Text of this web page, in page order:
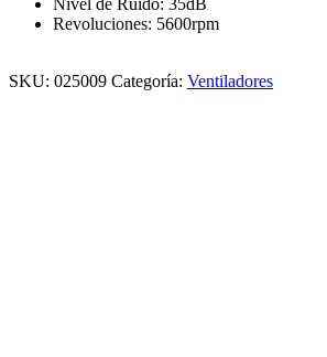
Revoluciones: 5600rpm
SKU: 025009 Categoría: Ventiladores